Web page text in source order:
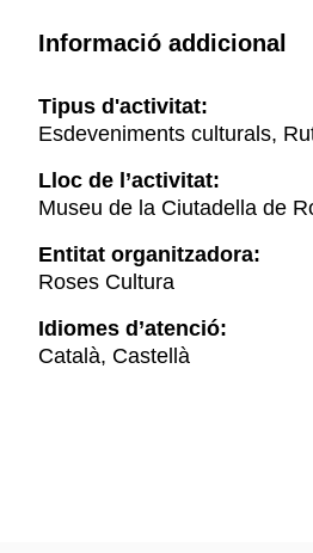
Informació addicional
Tipus d'activitat:
Esdeveniments culturals,
Lloc de l’activitat:
Museu de la Ciutadella de
Entitat organitzadora:
Roses Cultura
Idiomes d’atenció:
Català, Castellà